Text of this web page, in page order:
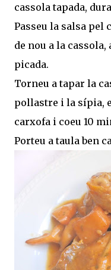
cassola tapada,
Passeu la salsa
de nou a la
picada.
Torneu a tapar la
pollastre i la sípia,
carxofa i coeu 10
Porteu a taula ben